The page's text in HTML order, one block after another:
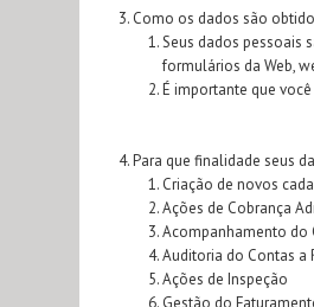
Como os dados são
Seus dados pessoais
formulários da Web,
É importante que
Para que finalidade seus
Criação de novos
Ações de Cobrança
Acompanhamento do
Auditoria do Contas a
Ações de Inspeção
Gestão do